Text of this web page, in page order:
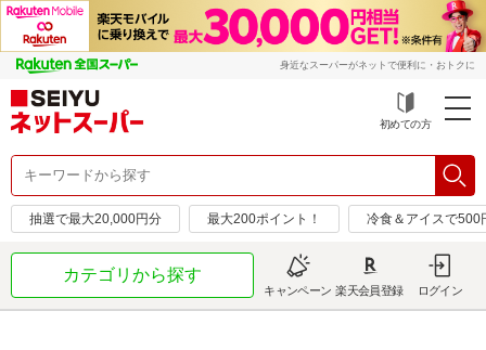
身近なスーパーがネットで便利に・おトクに
初めての方
抽選で最大20,000円分 最大200ポイント！ 冷食＆アイスで500
カテゴリから探す
キャンペーン 楽天会員登録 ログイン